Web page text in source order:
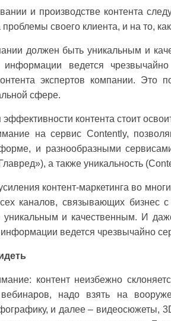
и производстве контента
своего клиента, и на то,
должен быть уникальным и
информации ведется
экспертов компании. Это
сфере.
эффективности контента стоит
на сервис Contently,
и разнообразными
а также уникальность
контент-маркетинга во
каналов, связывающих бизнес
уникальным и качественным. И
ведется чрезвычайно
контент неизбежно
надо взять на
и далее – видеосюжеты,